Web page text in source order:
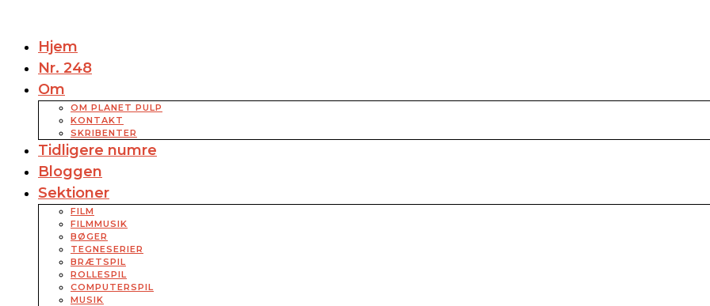
Hjem
Nr. 248
Om
OM PLANET PULP
KONTAKT
SKRIBENTER
Tidligere numre
Bloggen
Sektioner
FILM
FILMMUSIK
BØGER
TEGNESERIER
BRÆTSPIL
ROLLESPIL
COMPUTERSPIL
MUSIK